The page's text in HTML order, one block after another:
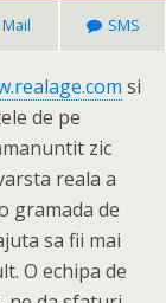
Mail SMS
si
de pe
zic
reala a
gramada de
sa fii mai
O echipa de